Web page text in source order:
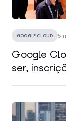
GOOGLE CLOUD 5
Google
ser,